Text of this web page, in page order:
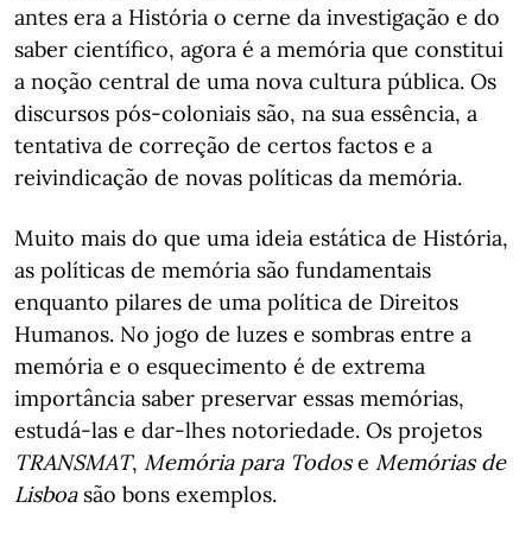
antes era a História o cerne da investigação e do
saber científico, agora é a memória que constitui
a noção central de uma nova cultura pública. Os
discursos pós-coloniais são, na sua essência, a
tentativa de correção de certos factos e a
reivindicação de novas políticas da memória.
Muito mais do que uma ideia estática de História,
as políticas de memória são fundamentais
enquanto pilares de uma política de Direitos
Humanos. No jogo de luzes e sombras entre a
memória e o esquecimento é de extrema
importância saber preservar essas memórias,
estudá-las e dar-lhes notoriedade. Os projetos
TRANSMAT, Memória para Todose Memórias de
Lisboasão bons exemplos.